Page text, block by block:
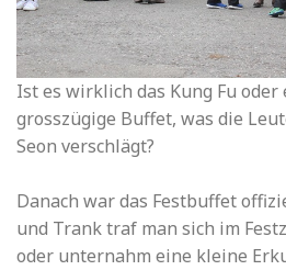
Ist es wirklich das Kung Fu oder
grosszügige Buffet, was die
Seon verschlägt?
Danach war das Festbuffet
und Trank traf man sich im
oder unternahm eine kleine